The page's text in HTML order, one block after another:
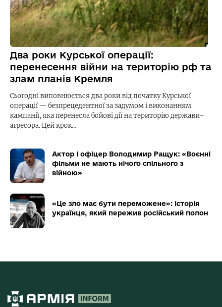
Два роки Курської операції:
перенесення війни на територію рф та
злам планів Кремля
Сьогодні виповнюється два роки від початку Курської
операції — безпрецедентної за задумом і виконанням
кампанії, яка перенесла бойові дії на територію держави-
агресора. Цей крок…
Актор і офіцер Володимир Ращук: «Воєнні
фільми не мають нічого спільного з
війною»
«Це зло має бути переможене»: історія
українця, який пережив російський полон